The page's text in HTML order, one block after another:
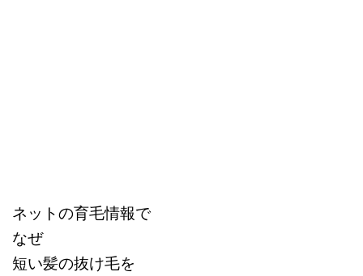
ネットの育毛情報で
なぜ
短い髪の抜け毛を